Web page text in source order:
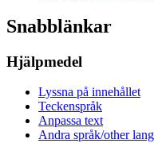
Snabblänkar
Hjälpmedel
Lyssna på innehållet
Teckenspråk
Anpassa text
Andra språk/other